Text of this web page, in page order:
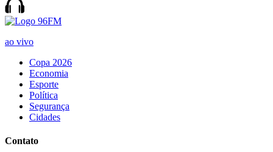
ao vivo
Copa 2026
Economia
Esporte
Política
Segurança
Cidades
Contato